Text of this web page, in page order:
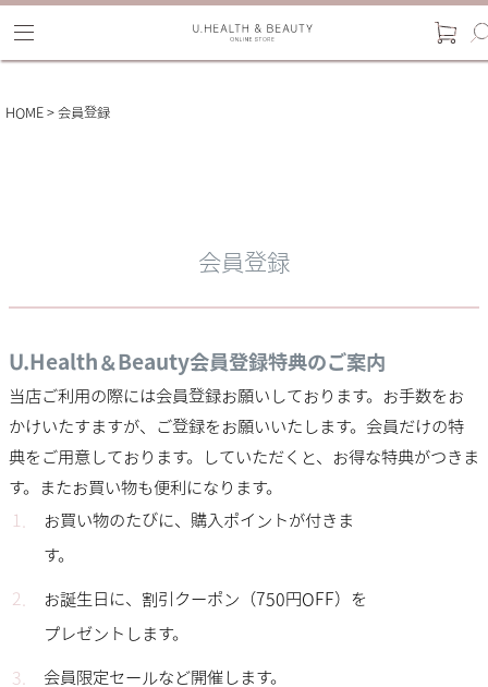
HOME 会員登録
会員登録
U.Health＆Beauty会員登録特典のご案内
当店ご利用の際には会員登録お願いしております。お手数をお
かけいたすますが、ご登録をお願いいたします。会員だけの特
典をご用意しております。していただくと、お得な特典がつきま
す。またお買い物も便利になります。
お買い物のたびに、購入ポイントが付きま
す。
お誕生日に、割引クーポン（750円OFF）を
プレゼントします。
会員限定セールなど開催します。